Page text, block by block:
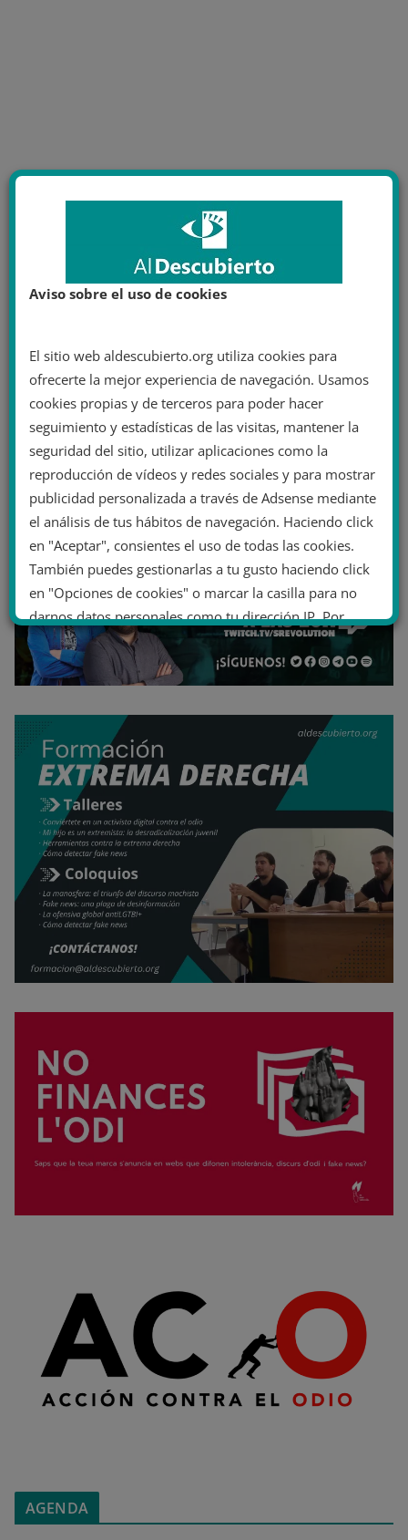
AGENDA
Aviso sobre el uso de cookies
El sitio web aldescubierto.org utiliza cookies para
ofrecerte la mejor experiencia de navegación. Usamos
cookies propias y de terceros para poder hacer
seguimiento y estadísticas de las visitas, mantener la
seguridad del sitio, utilizar aplicaciones como la
reproducción de vídeos y redes sociales y para mostrar
publicidad personalizada a través de Adsense mediante
el análisis de tus hábitos de navegación. Haciendo click
en "Aceptar", consientes el uso de todas las cookies.
También puedes gestionarlas a tu gusto haciendo click
en "Opciones de cookies" o marcar la casilla para no
darnos datos personales como tu dirección IP. Por
último, puedes leer nuestra Política de cookies.
.
Opciones de cookies Aceptar cookies
Política de cookies